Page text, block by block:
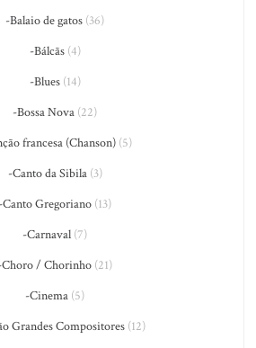
-Balaio de gatos (36)
-Bálcãs(4)
-Blues(14)
-Bossa Nova (22)
francesa (Chanson)(5)
-Canto da Sibila(3)
-Canto Gregoriano (13)
-Carnaval (7)
/ Chorinho (21)
-Cinema (5)
Grandes Compositores(12)